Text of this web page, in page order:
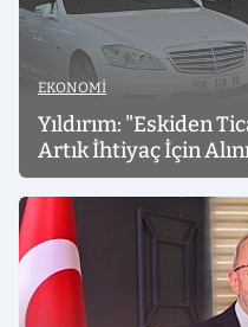
EKONOMI
Yıldırım: "Eskiden
Artık İhtiyaç İçin